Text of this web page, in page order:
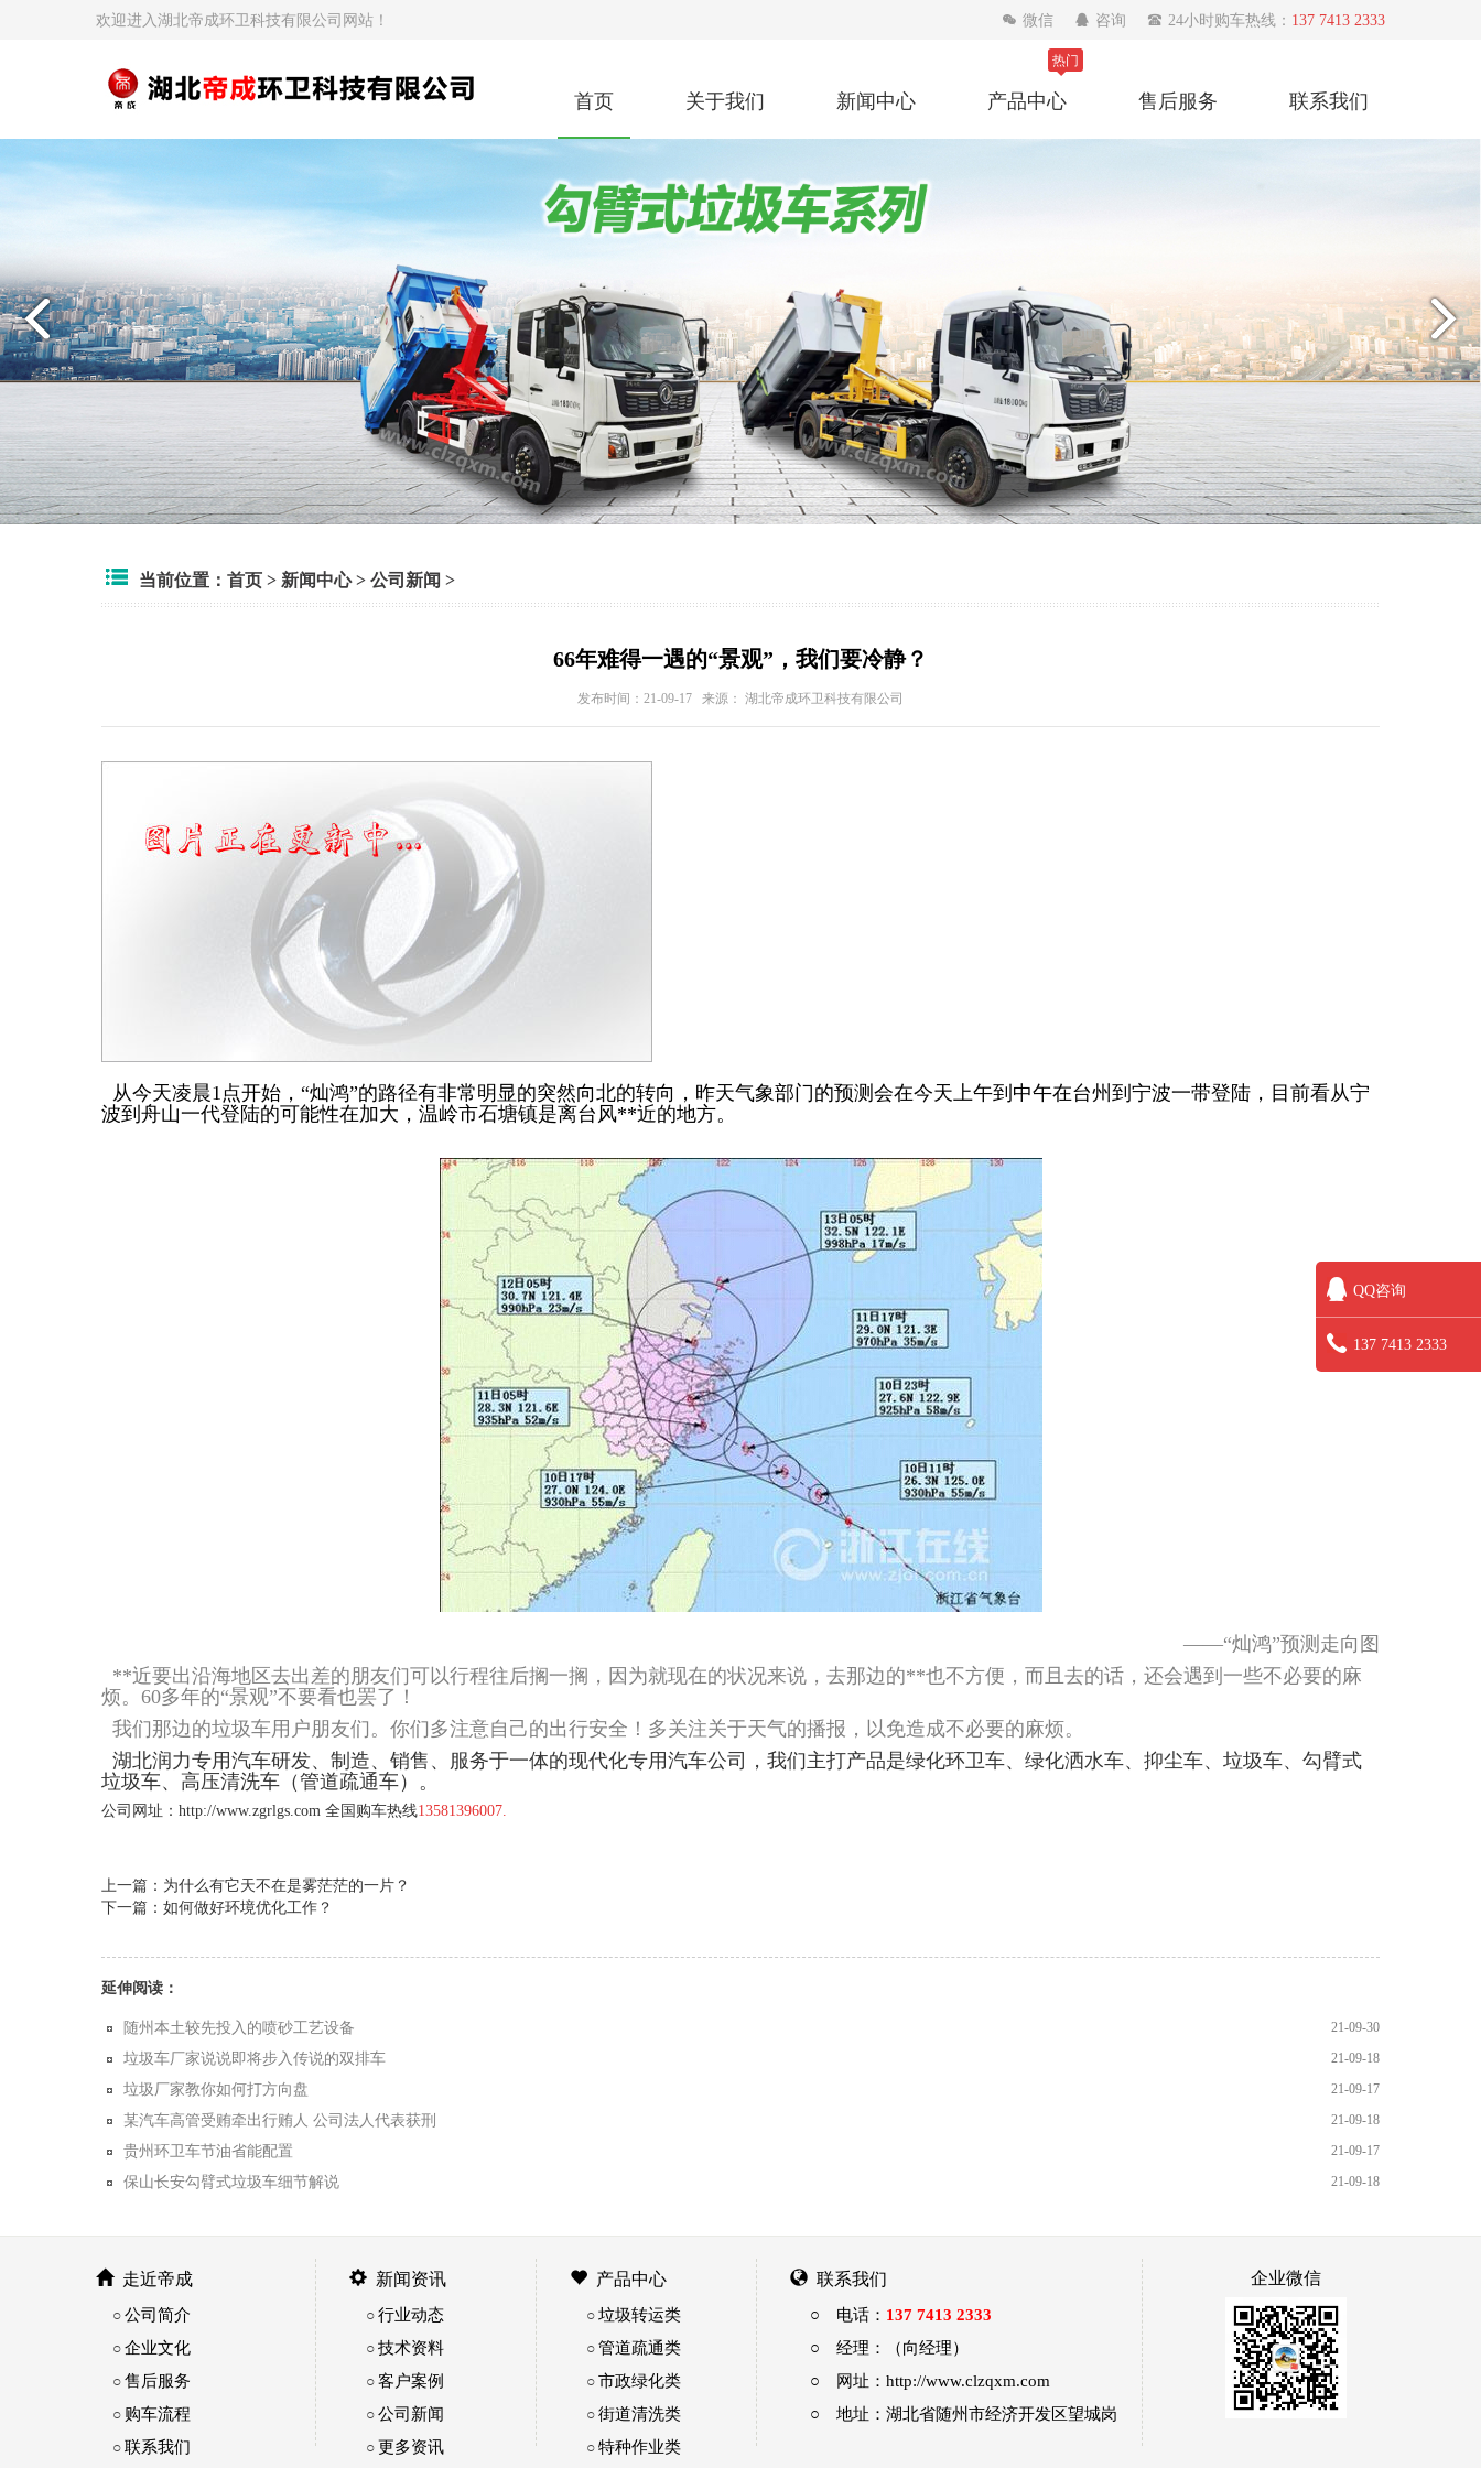
欢迎进入湖北帝成环卫科技有限公司网站！  微信  咨询  24小时购车热线： 137 7413 2333
首页 关于我们 新闻中心
热门
产品中心 售后服务 联系我们
当前位置： 首页 > 新闻中心> 公司新闻 >
66年难得一遇的“景观”，我们要冷静？
发布时间：21-09-17 来源： 湖北帝成环卫科技有限公司
从今天凌晨1点开始，“灿鸿”的路径有非常明显的突然向北的转向，昨天气象部门的预测会在今天上午到中午在台州到宁波一带登陆，目前看从宁
波到舟山一代登陆的可能性在加大，温岭市石塘镇是离台风**近的地方。
——“灿鸿”预测走向图
**近要出沿海地区去出差的朋友们可以行程往后搁一搁，因为就现在的状况来说，去那边的**也不方便，而且去的话，还会遇到一些不必要的麻
烦。60多年的“景观”不要看也罢了！
我们那边的垃圾车用户朋友们。你们多注意自己的出行安全！多关注关于天气的播报，以免造成不必要的麻烦。
湖北润力专用汽车研发、制造、销售、服务于一体的现代化专用汽车公司，我们主打产品是绿化环卫车 绿化洒水车 抑尘车 垃圾车
勾臂式
垃圾车
高压清洗车（管道疏通车）。
公司网址： http://www.zgrlgs.com 全国购车热线13581396007.
上一篇：为什么有它天不在是雾茫茫的一片？
下一篇：如何做好环境优化工作？
延伸阅读：
随州本土较先投入的喷砂工艺设备 21-09-30
垃圾车厂家说说即将步入传说的双排车 21-09-18
垃圾厂家教你如何打方向盘 21-09-17
某汽车高管受贿牵出行贿人 公司法人代表获刑 21-09-18
贵州环卫车节油省能配置 21-09-17
保山长安勾臂式垃圾车细节解说 21-09-18
走近帝成
○ 公司简介
○ 企业文化
○ 售后服务
○ 购车流程
○ 联系我们
新闻资讯
○ 行业动态
○ 技术资料
○ 客户案例
○ 公司新闻
○ 更多资讯
产品中心
○ 垃圾转运类
○ 管道疏通类
○ 市政绿化类
○ 街道清洗类
○ 特种作业类
联系我们
○ 电话： 137 7413 2333
○ 经理：（向经理）
○ 网址：http://www.clzqxm.com
○ 地址：湖北省随州市经济开发区望城岗
企业微信
QQ咨询
137 7413 2333